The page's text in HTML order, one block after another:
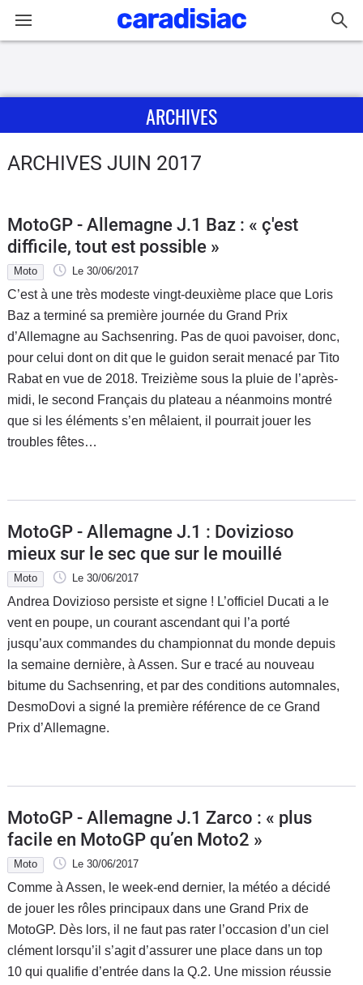
Actu
Guide
d'achat
Electriques
Utilitaires
Flottes
Auto
Services
Moto
Marques
ARCHIVES
ARCHIVES JUIN 2017
MotoGP - Allemagne J.1 Baz : « ç'est
difficile, tout est possible »
Moto Le 30/06/2017
C’est à une très modeste vingt-deuxième place que Loris
Baz a terminé sa première journée du Grand Prix
d’Allemagne au Sachsenring. Pas de quoi pavoiser, donc,
pour celui dont on dit que le guidon serait menacé par Tito
Rabat en vue de 2018. Treizième sous la pluie de l’après-
midi, le second Français du plateau a néanmoins montré
que si les éléments s’en mêlaient, il pourrait jouer les
troubles fêtes…
MotoGP - Allemagne J.1 : Dovizioso
mieux sur le sec que sur le mouillé
Moto Le 30/06/2017
Andrea Dovizioso persiste et signe ! L’officiel Ducati a le
vent en poupe, un courant ascendant qui l’a porté
jusqu’aux commandes du championnat du monde depuis
la semaine dernière, à Assen. Sur e tracé au nouveau
bitume du Sachsenring, et par des conditions automnales,
DesmoDovi a signé la première référence de ce Grand
Prix d’Allemagne.
MotoGP - Allemagne J.1 Zarco : « plus
facile en MotoGP qu’en Moto2 »
Moto Le 30/06/2017
Comme à Assen, le week-end dernier, la météo a décidé
de jouer les rôles principaux dans une Grand Prix de
MotoGP. Dès lors, il ne faut pas rater l’occasion d’un ciel
clément lorsqu’il s’agit d’assurer une place dans un top
10 qui qualifie d’entrée dans la Q.2. Une mission réussie